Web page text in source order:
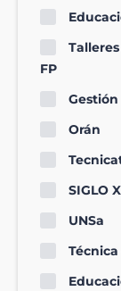
FP
Gestión
Orán
SIGLO
UNSa
Técnica